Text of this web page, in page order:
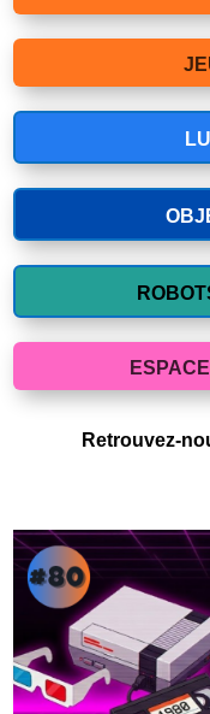
Retrouvez-